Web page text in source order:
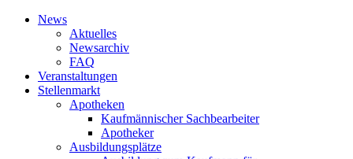
News
Aktuelles
Newsarchiv
FAQ
Veranstaltungen
Stellenmarkt
Apotheken
Kaufmännischer Sachbearbeiter
Apotheker
Ausbildungsplätze